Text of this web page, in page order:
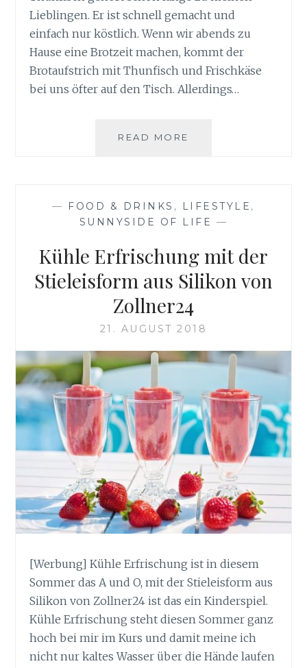
Lieblingen. Er ist schnell gemacht und
einfach nur köstlich. Wenn wir abends zu
Hause eine Brotzeit machen, kommt der
Brotaufstrich mit Thunfisch und Frischkäse
bei uns öfter auf den Tisch. Allerdings…
READ MORE
— FOOD & DRINKS , LIFESTYLE ,
SUNNYSIDE OF LIFE —
Kühle Erfrischung mit der
Stieleisform aus Silikon von
Zollner24
21. AUGUST 2018
[Werbung] Kühle Erfrischung ist in diesem
Sommer das A und O, mit der Stieleisform aus
Silikon von Zollner24 ist das ein Kinderspiel.
Kühle Erfrischung steht diesen Sommer ganz
hoch bei mir im Kurs und damit meine ich
nicht nur kaltes Wasser über die Hände laufen